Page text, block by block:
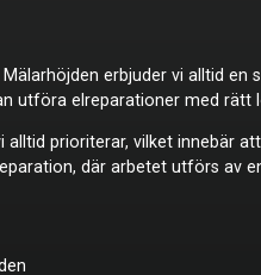
erbjuder vi alltid
utföra elreparationer med
alltid prioriterar, vilket innebär
där arbetet utförs av